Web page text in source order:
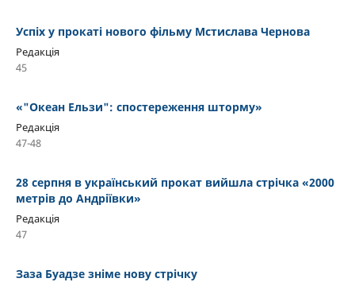
Успіх у прокаті нового фільму Мстислава Чернова
Редакція
45
«"Океан Ельзи": спостереження шторму»
Редакція
47-48
28 серпня в український прокат вийшла стрічка «2000
метрів до Андріївки»
Редакція
47
Заза Буадзе зніме нову стрічку